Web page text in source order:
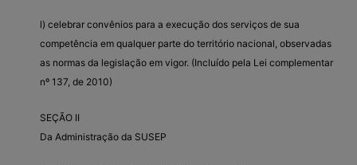
l) celebrar convênios para a execução dos serviços de sua
competência em qualquer parte do território nacional, observadas
as normas da legislação em vigor. (Incluído pela Lei complementar
nº 137, de 2010)
SEÇÃO II
Da Administração da SUSEP